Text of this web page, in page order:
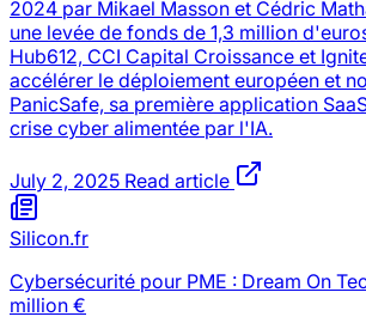
2024 par Mikael Masson et Cédric
une levée de fonds de 1,3 million
Hub612, CCI Capital Croissance et
accélérer le déploiement européen et
PanicSafe, sa première application
crise cyber alimentée par l'IA.
July 2, 2025 Read article
Silicon.fr
Cybersécurité pour PME : Dream On
million €